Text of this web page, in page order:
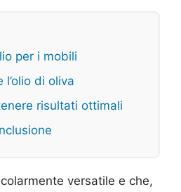
per i mobili
l’olio di oliva
risultati ottimali
versatile e che,